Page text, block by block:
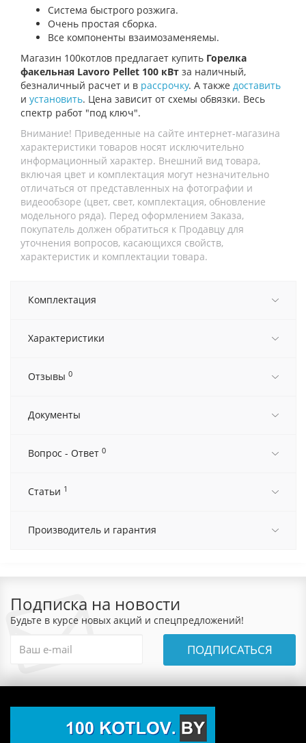
Система быстрого розжига.
Очень простая сборка.
Все компоненты взаимозаменяемы.
Магазин 100котлов предлагает купить Горелка
факельная Lavoro Pellet 100 кВт за наличный,
безналичный расчет и в рассрочку. А также доставить
и установить. Цена зависит от схемы обвязки. Весь
спектр работ "под ключ".
Внимание! Приведенные на сайте интернет-магазина
характеристики товаров носят исключительно
информационный характер. Внешний вид товара,
включая цвет и комплектация могут незначительно
отличаться от представленных на фотографии и
видеообзоре (цвет, свет, комплектация, обновление
модельного ряда). Перед оформлением Заказа,
покупатель должен обратиться к Продавцу для
уточнения вопросов, касающихся свойств,
характеристик и комплектации товара.
Комплектация
Характеристики
Отзывы 0
Документы
Вопрос - Ответ 0
Статьи 1
Производитель и гарантия
Подписка на новости
Будьте в курсе новых акций и спецпредложений!
ПОДПИСАТЬСЯ